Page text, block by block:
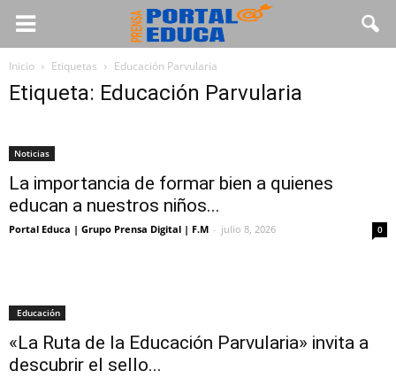
Inicio Etiquetas Educación Parvularia
Etiqueta: Educación Parvularia
Noticias
La importancia de formar bien a quienes
educan a nuestros niños...
Portal Educa | Grupo Prensa Digital | F.M - julio 8, 2026 0
Educación
«La Ruta de la Educación Parvularia» invita a
descubrir el sello...